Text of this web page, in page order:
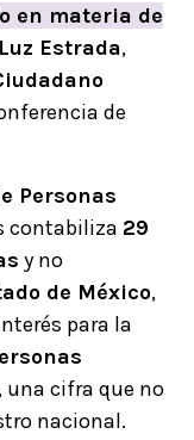
en materia de
Estrada,
de
Personas
contabiliza 29
y no
de México,
para la
una cifra que no
nacional.